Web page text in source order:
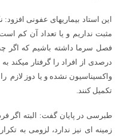
این استاد بیماریهای عفونی
مثبت نداریم و یا تعداد آن کم
فصل سرما داشته باشیم که اگر
درصدی از افراد را گرفتار میکند
واکسیناسیون نشده و یا دوز لازم
تکمیل کنند.
طبرسی در پایان گفت: البته اگر
زمینه ای نیز ندارد، لزومی به